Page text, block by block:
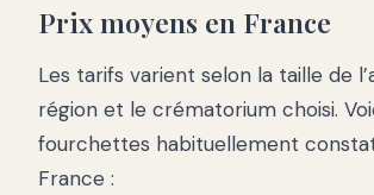
Prix moyens en France
Les tarifs varient selon la taille de
région et le crématorium choisi.
fourchettes habituellement
France :